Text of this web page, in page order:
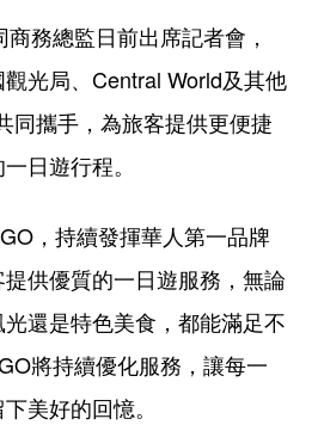
務總監日前出席記者會，
光局、Central World及其他
同攜手，為旅客提供更便捷
日遊行程。
，持續發揮華人第一品牌
供優質的一日遊服務，無論
還是特色美食，都能滿足不
將持續優化服務，讓每一
美好的回憶。